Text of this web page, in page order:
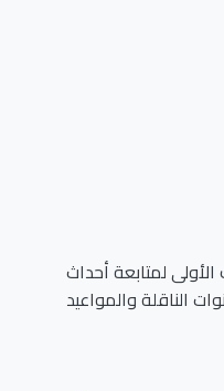
لمتابعة أحداث
والمواعيد